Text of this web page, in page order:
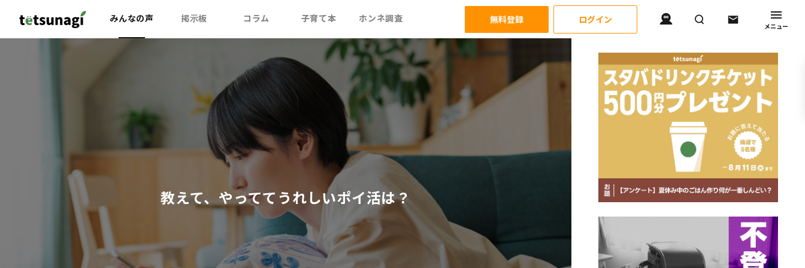
みんなの声 掲示板 コラム 子育て本 ホンネ調査 無料登録 ログイン
メニュー
教えて、やっててうれしいポイ活は？